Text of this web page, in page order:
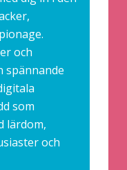
och
spännande
som
lärdom,
och